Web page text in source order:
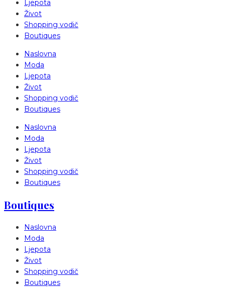
Ljepota
Život
Shopping vodič
Boutiques
Naslovna
Moda
Ljepota
Život
Shopping vodič
Boutiques
Naslovna
Moda
Ljepota
Život
Shopping vodič
Boutiques
Boutiques
Naslovna
Moda
Ljepota
Život
Shopping vodič
Boutiques